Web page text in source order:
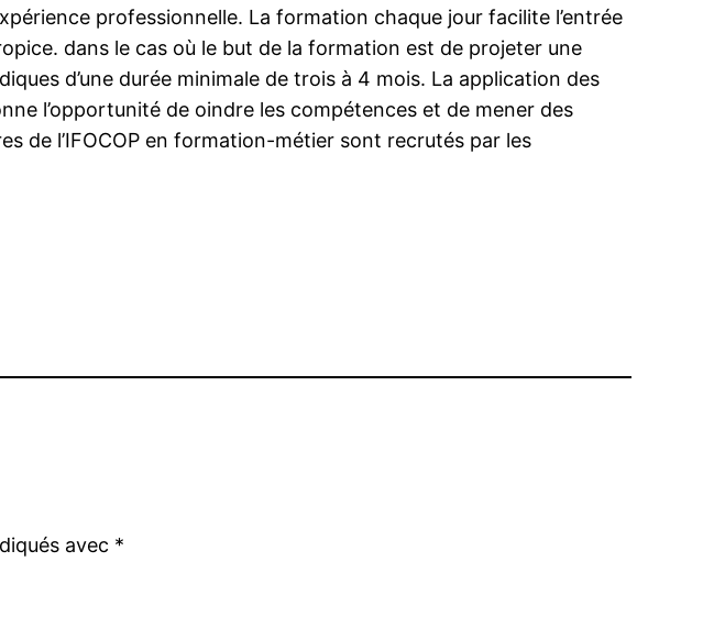
professionnelle. La formation chaque jour facilite l’entrée
dans le cas où le but de la formation est de projeter une
d’une durée minimale de trois à 4 mois. La application des
l’opportunité de oindre les compétences et de mener des
de l’IFOCOP en formation-métier sont recrutés par les
avec *